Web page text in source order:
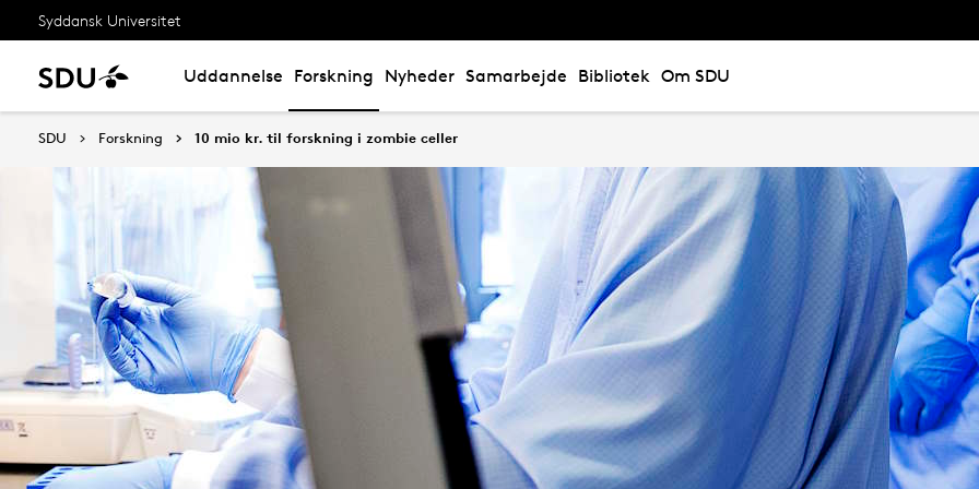
Syddansk Universitet
Uddannelse Forskning Nyheder Samarbejde Bibliotek Om SDU
SDU Forskning 10 mio kr. til forskning i zombie celler